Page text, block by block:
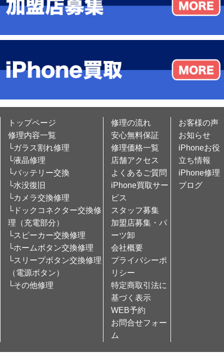
トップページ
修理内容一覧
└ガラス割れ修理
└液晶修理
└バッテリー交換
└水没復旧
└カメラ交換修理
└ドックコネクター交換修
理（充電部分）
└スピーカー交換修理
└ホームボタン交換修理
└スリープボタン交換修理
（電源ボタン）
└その他修理
修理の流れ
安心無料保証
修理価格一覧
店舗アクセス
よくあるご質問
iPhone買取サー
ビス
スタッフ募集
加盟店募集・パ
ーツ卸
会社概要
プライバシーポ
リシー
特定商取引法に
基づく表示
WEB予約
お問合せフォー
ム
お客様の声
お知らせ
iPhoneお役
立ち情報
iPhone修理
ブログ